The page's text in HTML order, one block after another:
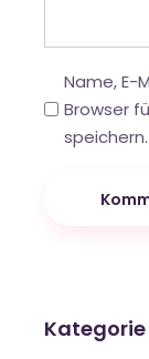
Name, E-
Browser
speichern.
Kategorie